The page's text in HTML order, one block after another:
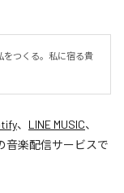
をつくる。私に宿る貴
、 LINE MUSIC、
音楽配信サービスで